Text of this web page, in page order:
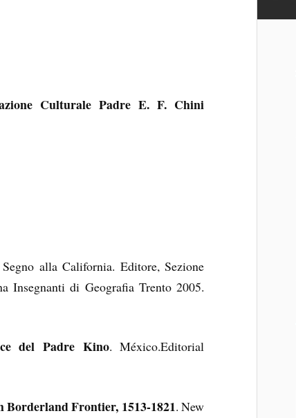
Culturale Padre E. F. Chini
alla California. Editore, Sezione
Insegnanti di Geografia Trento 2005.
del Padre Kino. México.Editorial
Borderland Frontier, 1513-1821. New